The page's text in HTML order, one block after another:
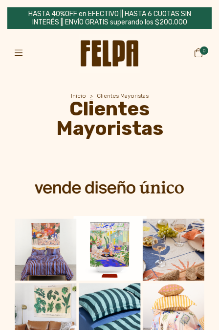
HASTA 40%OFF en EFECTIVO || HASTA 6 CUOTAS SIN
INTERÉS || ENVÍO GRATIS superando los $200.000
0
Inicio > Clientes Mayoristas
Clientes
Mayoristas